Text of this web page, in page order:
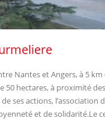
Nantes et Angers, à 5
50 hectares, à proximité
ses actions,
et de solidarité.Le